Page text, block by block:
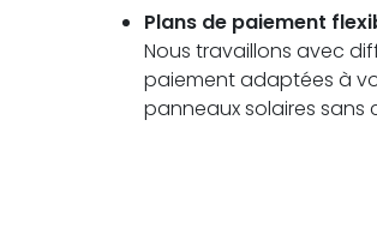
Plans de paiement
Nous travaillons avec
paiement adaptées à
panneaux solaires sans